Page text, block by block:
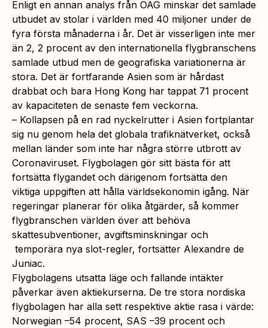
Enligt en annan analys från OAG minskar det samlade
utbudet av stolar i världen med 40 miljoner under de
fyra första månaderna i år. Det är visserligen inte mer
än 2, 2 procent av den internationella flygbranschens
samlade utbud men de geografiska variationerna är
stora. Det är fortfarande Asien som är hårdast
drabbat och bara Hong Kong har tappat 71 procent
av kapaciteten de senaste fem veckorna.
– Kollapsen på en rad nyckelrutter i Asien fortplantar
sig nu genom hela det globala trafiknätverket, också
mellan länder som inte har några större utbrott av
Coronaviruset. Flygbolagen gör sitt bästa för att
fortsätta flygandet och därigenom fortsätta den
viktiga uppgiften att hålla världsekonomin igång. När
regeringar planerar för olika åtgärder, så kommer
flygbranschen världen över att behöva
skattesubventioner, avgiftsminskningar och
temporära nya slot-regler, fortsätter Alexandre de
Juniac.
Flygbolagens utsatta läge och fallande intäkter
påverkar även aktiekurserna. De tre stora nordiska
flygbolagen har alla sett respektive aktie rasa i värde:
Norwegian –54 procent, SAS –39 procent och